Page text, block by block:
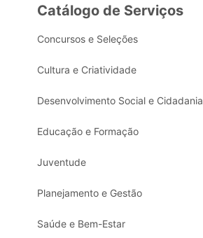
Catálogo de Serviços
Concursos e Seleções
Cultura e Criatividade
Desenvolvimento Social e Cidadania
Educação e Formação
Juventude
Planejamento e Gestão
Saúde e Bem-Estar